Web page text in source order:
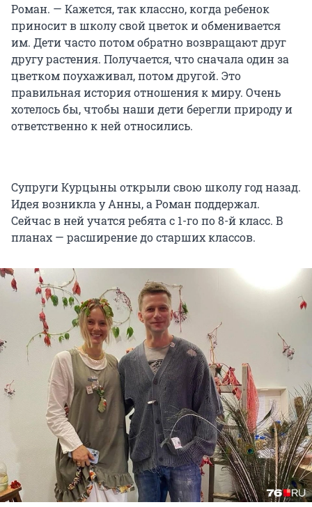
Роман. — Кажется, так классно, когда ребенок
приносит в школу свой цветок и обменивается
им. Дети часто потом обратно возвращают друг
другу растения. Получается, что сначала один за
цветком поухаживал, потом другой. Это
правильная история отношения к миру. Очень
хотелось бы, чтобы наши дети берегли природу и
ответственно к ней относились.
Супруги Курцыны открыли свою школу год назад.
Идея возникла у Анны, а Роман поддержал.
Сейчас в ней учатся ребята с 1-го по 8-й класс. В
планах — расширение до старших классов.